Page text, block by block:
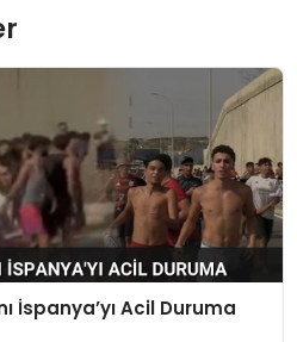
İspanya’yı Acil Duruma